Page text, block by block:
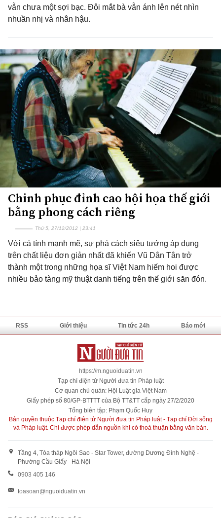
vẫn chưa một sợi bạc. Đôi mắt bà vẫn ánh lên nét nhìn
nhuần nhị và nhân hậu.
Chinh phục đỉnh cao hội họa thế giới
bằng phong cách riêng
Thứ 5, 27/12/2012 | 23:41
Với cá tính mạnh mẽ, sự phá cách siêu tưởng áp dụng
trên chất liệu đơn giản nhất đã khiến Vũ Dân Tân trở
thành một trong những họa sĩ Việt Nam hiếm hoi được
nhiều bảo tàng mỹ thuật danh tiếng trên thế giới săn đón.
RSS Giới thiệu Tin tức 24h Báo mới
https://m.nguoiduatin.vn
Tạp chí điện tử Người đưa tin Pháp luật
Cơ quan chủ quản: Hội Luật gia Việt Nam
Giấy phép số 80/GP-BTTTT của Bộ TT&TT cấp ngày 27/2/2020
Tổng biên tập: Phạm Quốc Huy
Bản quyền thuộc Tạp chí điện tử Người đưa tin Pháp luật - Tạp chí Đời sống
và Pháp luật. Chỉ được phép dẫn nguồn khi có thoả thuận bằng văn bản.
Tầng 4, Tòa tháp Ngôi Sao - Star Tower, đường Dương Đình Nghệ -
Phường Cầu Giấy - Hà Nội
0903 405 146
toasoan@nguoiduatin.vn